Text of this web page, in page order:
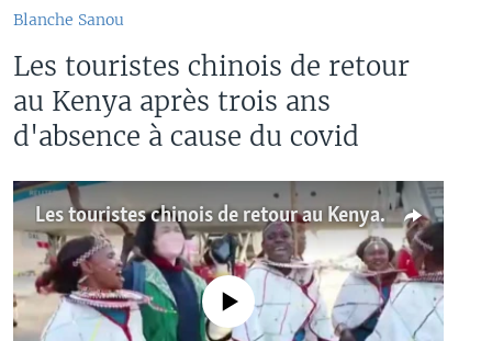
Blanche Sanou
Les touristes chinois de retour
au Kenya après trois ans
d'absence à cause du covid
Les touristes chinois de retour au Kenya après trois ans d'absence à cause du covid
No media source currently available